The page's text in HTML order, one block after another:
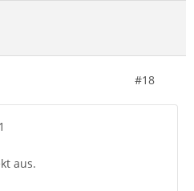
#18
aus.